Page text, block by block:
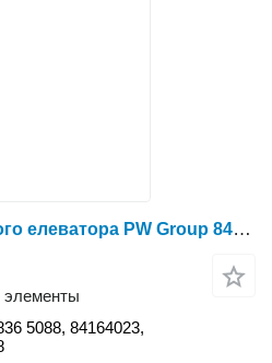
Лючок верхній зернового елеватора PW Group 84202836 для элеваторов и зернохранилищ
элементы
5088, 84164023,